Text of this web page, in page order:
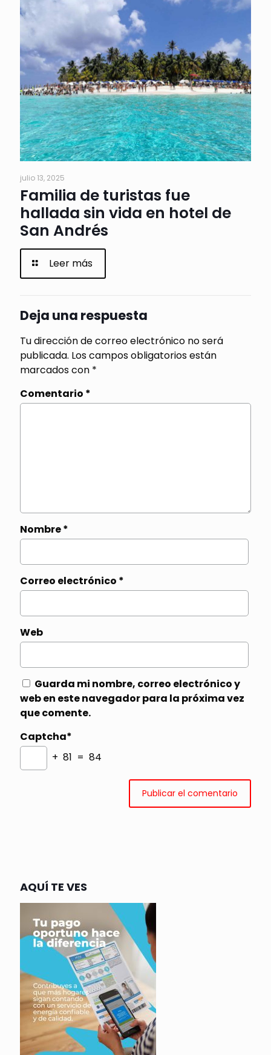
julio 13, 2025
Familia de turistas fue
hallada sin vida en hotel de
San Andrés
Leer más
Deja una respuesta
Tu dirección de correo electrónico no será
publicada. Los campos obligatorios están
marcados con *
Comentario *
Nombre*
Correo electrónico *
Web
Guarda mi nombre, correo electrónico y
web en este navegador para la próxima vez
que comente.
Captcha*
+ 81 = 84
AQUÍ TE VES